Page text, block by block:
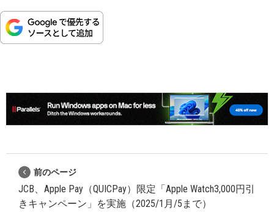
前のページ
JCB、Apple Pay（QUICPay）限定「Apple Watch3,000円引
きキャンペーン」を実施（2025/1月/5まで）